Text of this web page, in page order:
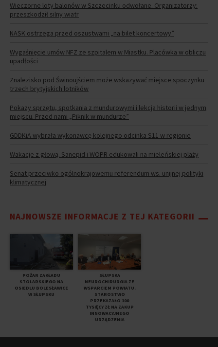
Wieczorne loty balonów w Szczecinku odwołane. Organizatorzy:
przeszkodził silny wiatr
NASK ostrzega przed oszustwami „na bilet koncertowy”
Wygaśnięcie umów NFZ ze szpitalem w Miastku. Placówka w obliczu
upadłości
Znalezisko pod Świnoujściem może wskazywać miejsce spoczynku
trzech brytyjskich lotników
Pokazy sprzętu, spotkania z mundurowymi i lekcja historii w jednym
miejscu. Przed nami „Piknik w mundurze”
GDDKiA wybrała wykonawcę kolejnego odcinka S11 w regionie
Wakacje z głową. Sanepid i WOPR edukowali na mieleńskiej plaży
Senat przeciwko ogólnokrajowemu referendum ws. unijnej polityki
klimatycznej
NAJNOWSZE INFORMACJE Z TEJ KATEGORII
POŻAR ZAKŁADU
STOLARSKIEGO NA
OSIEDLU BOLESŁAWICE
W SŁUPSKU
SŁUPSKA
NEUROCHIRURGIA ZE
WSPARCIEM POWIATU.
STAROSTWO
PRZEKAZAŁO 100
TYSIĘCY ZŁ NA ZAKUP
INNOWACYJNEGO
URZĄDZENIA